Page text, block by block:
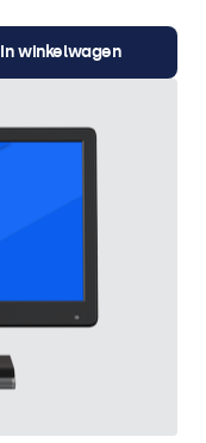
In winkelwagen